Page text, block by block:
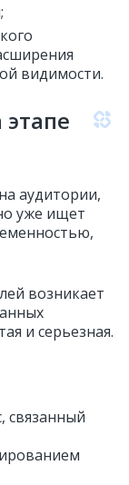
видимости.
аудитории,
уже ищет
возникает
и серьезная.
связанный